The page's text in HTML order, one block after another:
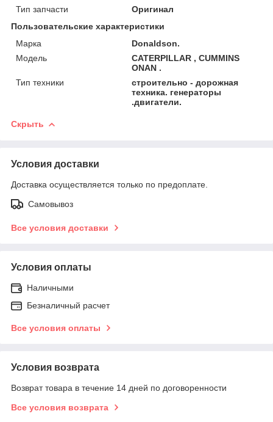
Тип запчасти
Оригинал
Пользовательские характеристики
Марка
Donaldson.
Модель
CATERPILLAR , CUMMINS
ONAN .
Тип техники
строительно - дорожная
техника. генераторы
.двигатели.
Скрыть
Условия доставки
Доставка осуществляется только по предоплате.
Самовывоз
Все условия доставки
Условия оплаты
Наличными
Безналичный расчет
Все условия оплаты
Условия возврата
Возврат товара в течение 14 дней по договоренности
Все условия возврата